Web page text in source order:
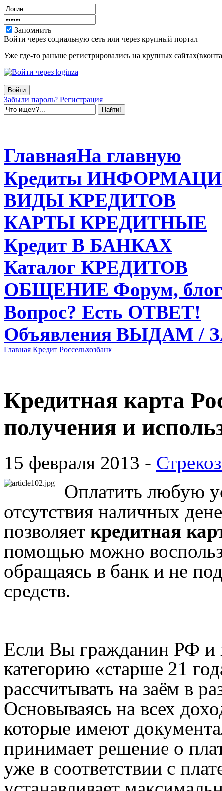
Запомнить
Войти через социальную сеть или через крупный портал
Уже где-то раньше регистрировались на крупных
Забыли пароль? Регистрация
ГлавнаяНа главную
Кредиты
ВИДЫ КРЕДИТОВ
КАРТЫ КРЕДИТНЫЕ
Кредит В БАНКАХ
Каталог КРЕДИТОВ
ОБЩЕНИЕ Форум,
Вопрос? Есть ОТВЕТ!
Объявления ВЫДАМ /
Главная Кредит Россельхозбанк
Кредитная карта
получения и
15 февраля 2013 -
Оплатить любую
отсутствия наличных
позволяет кредитная
помощью можно
обращаясь в банк и не
средств.
Если Вы гражданин РФ и
категорию «старше 21
рассчитывать на заём в
Основываясь на всех
которые имеют
принимает решение о
уже в соответствии с